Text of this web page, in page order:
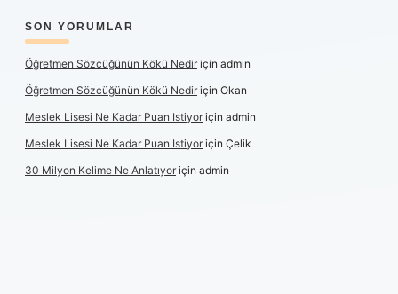
SON YORUMLAR
Öğretmen Sözcüğünün Kökü Nediriçin admin
Öğretmen Sözcüğünün Kökü Nediriçin Okan
Meslek Lisesi Ne Kadar Puan Istiyoriçin admin
Meslek Lisesi Ne Kadar Puan Istiyoriçin Çelik
30 Milyon Kelime Ne Anlatıyoriçin admin